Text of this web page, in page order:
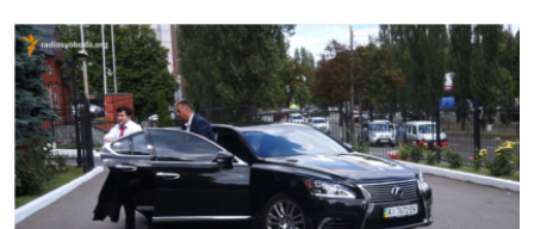
УКРАЇНА
СВІТ
СХЕМИ
ПРИАЗОВ’Я
КИТАЙ.ВИКЛИКИ
МУЛЬТИМЕДІА
ФОТО